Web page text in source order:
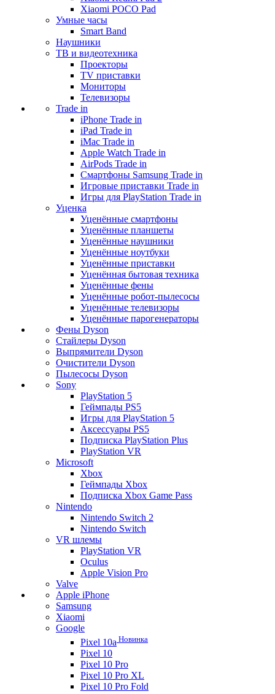
Xiaomi POCO Pad
Умные часы
Smart Band
Наушники
ТВ и видеотехника
Проекторы
TV приставки
Мониторы
Телевизоры
Trade in
iPhone Trade in
iPad Trade in
iMac Trade in
Apple Watch Trade in
AirPods Trade in
Смартфоны Samsung Trade in
Игровые приставки Trade in
Игры для PlayStation Trade in
Уценка
Уценённые смартфоны
Уценённые планшеты
Уценённые наушники
Уценённые ноутбуки
Уценённые приставки
Уценённая бытовая техника
Уценённые фены
Уценённые робот-пылесосы
Уценённые телевизоры
Уценённые парогенераторы
Фены Dyson
Стайлеры Dyson
Выпрямители Dyson
Очистители Dyson
Пылесосы Dyson
Sony
PlayStation 5
Геймпады PS5
Игры для PlayStation 5
Аксессуары PS5
Подписка PlayStation Plus
PlayStation VR
Microsoft
Xbox
Геймпады Xbox
Подписка Xbox Game Pass
Nintendo
Nintendo Switch 2
Nintendo Switch
VR шлемы
PlayStation VR
Oculus
Apple Vision Pro
Valve
Apple iPhone
Samsung
Xiaomi
Google
Pixel 10a Новинка
Pixel 10
Pixel 10 Pro
Pixel 10 Pro XL
Pixel 10 Pro Fold